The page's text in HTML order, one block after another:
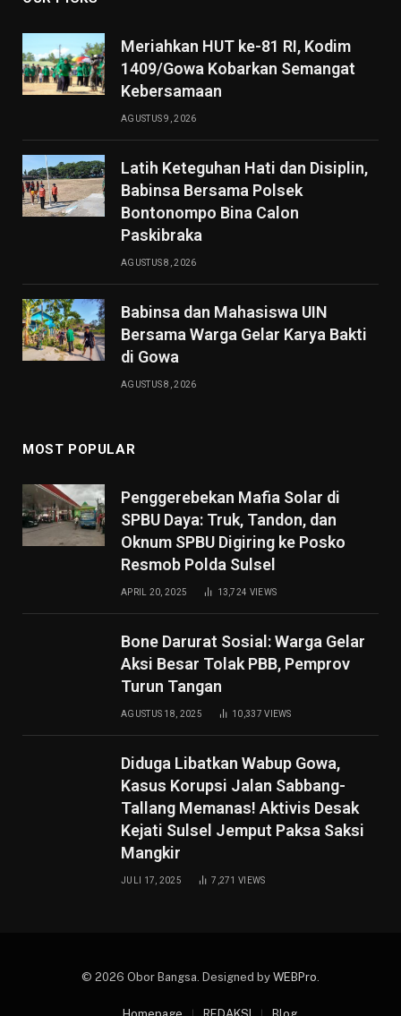
Meriahkan HUT ke-81 RI, Kodim
1409/Gowa Kobarkan Semangat
Kebersamaan
AGUSTUS 9, 2026
Latih Keteguhan Hati dan Disiplin,
Babinsa Bersama Polsek
Bontonompo Bina Calon
Paskibraka
AGUSTUS 8, 2026
Babinsa dan Mahasiswa UIN
Bersama Warga Gelar Karya Bakti
di Gowa
AGUSTUS 8, 2026
MOST POPULAR
Penggerebekan Mafia Solar di
SPBU Daya: Truk, Tandon, dan
Oknum SPBU Digiring ke Posko
Resmob Polda Sulsel
APRIL 20, 2025 13,724 VIEWS
Bone Darurat Sosial: Warga Gelar
Aksi Besar Tolak PBB, Pemprov
Turun Tangan
AGUSTUS 18, 2025 10,337VIEWS
Diduga Libatkan Wabup Gowa,
Kasus Korupsi Jalan Sabbang-
Tallang Memanas! Aktivis Desak
Kejati Sulsel Jemput Paksa Saksi
Mangkir
JULI 17, 2025 7,271VIEWS
© 2026 Obor Bangsa. Designed by WEBPro